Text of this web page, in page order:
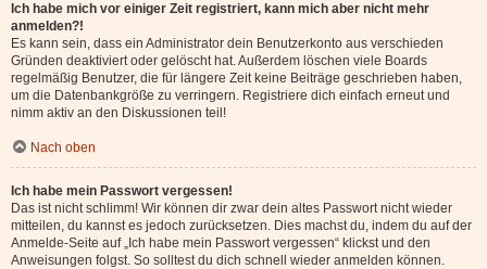
Ich habe mich vor einiger Zeit registriert, kann mich aber nicht mehr
anmelden?!
Es kann sein, dass ein Administrator dein Benutzerkonto aus verschieden
Gründen deaktiviert oder gelöscht hat. Außerdem löschen viele Boards
regelmäßig Benutzer, die für längere Zeit keine Beiträge geschrieben haben,
um die Datenbankgröße zu verringern. Registriere dich einfach erneut und
nimm aktiv an den Diskussionen teil!
Nach oben
Ich habe mein Passwort vergessen!
Das ist nicht schlimm! Wir können dir zwar dein altes Passwort nicht wieder
mitteilen, du kannst es jedoch zurücksetzen. Dies machst du, indem du auf der
Anmelde-Seite auf „Ich habe mein Passwort vergessen“ klickst und den
Anweisungen folgst. So solltest du dich schnell wieder anmelden können.